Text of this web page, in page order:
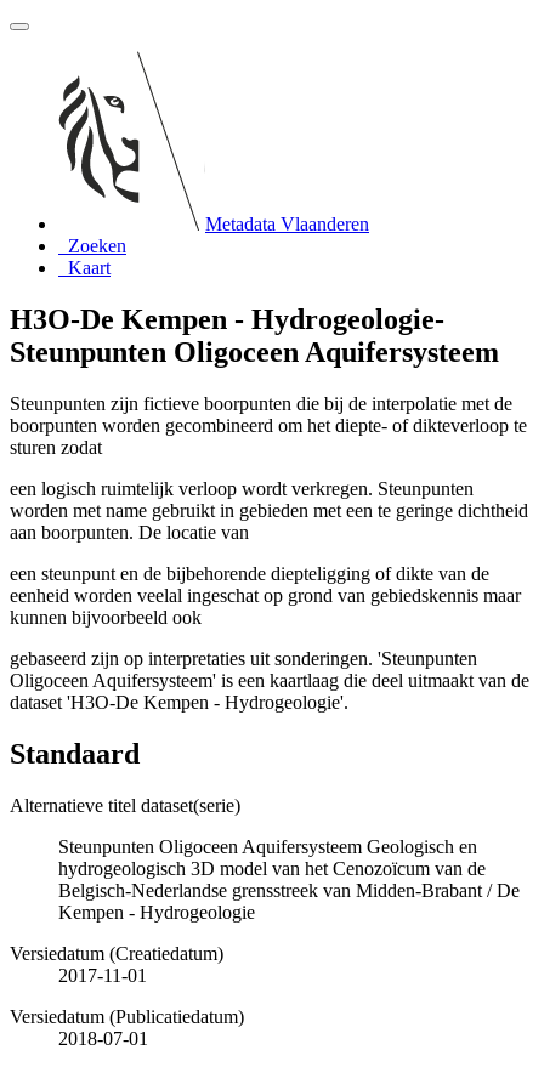
Metadata Vlaanderen
Zoeken
Kaart
H3O-De Kempen - Hydrogeologie-
Steunpunten Oligoceen Aquifersysteem
Steunpunten zijn fictieve boorpunten die bij de interpolatie met de
boorpunten worden gecombineerd om het diepte- of dikteverloop te
sturen zodat
een logisch ruimtelijk verloop wordt verkregen. Steunpunten
worden met name gebruikt in gebieden met een te geringe dichtheid
aan boorpunten. De locatie van
een steunpunt en de bijbehorende diepteligging of dikte van de
eenheid worden veelal ingeschat op grond van gebiedskennis maar
kunnen bijvoorbeeld ook
gebaseerd zijn op interpretaties uit sonderingen. 'Steunpunten
Oligoceen Aquifersysteem' is een kaartlaag die deel uitmaakt van de
dataset 'H3O-De Kempen - Hydrogeologie'.
Standaard
Alternatieve titel dataset(serie)
Steunpunten Oligoceen Aquifersysteem Geologisch en
hydrogeologisch 3D model van het Cenozoïcum van de
Belgisch-Nederlandse grensstreek van Midden-Brabant / De
Kempen - Hydrogeologie
Versiedatum (Creatiedatum)
2017-11-01
Versiedatum (Publicatiedatum)
2018-07-01